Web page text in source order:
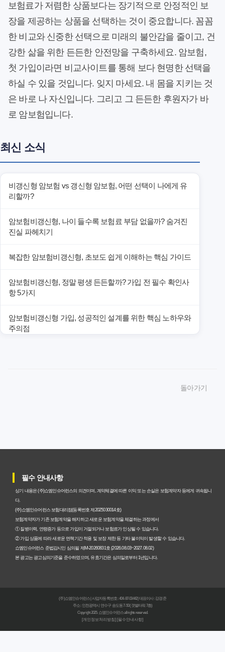
보험료가 저렴한 상품보다는 장기적으로 안정적인 보
장을 제공하는 상품을 선택하는 것이 중요합니다. 꼼꼼
한 비교와 신중한 선택으로 미래의 불안감을 줄이고, 건
강한 삶을 위한 든든한 안전망을 구축하세요. 암보험,
첫 가입이라면 비교사이트를 통해 보다 현명한 선택을
하실 수 있을 것입니다. 잊지 마세요. 내 몸을 지키는 것
은 바로 나 자신입니다. 그리고 그 든든한 후원자가 바
로 암보험입니다.
최신 소식
비갱신형 암보험 vs 갱신형 암보험, 어떤 선택이 나에게 유
리할까?
암보험비갱신형, 나이 들수록 보험료 부담 없을까? 숨겨진
진실 파헤치기
복잡한 암보험비갱신형, 초보도 쉽게 이해하는 핵심 가이드
암보험비갱신형, 정말 평생 든든할까? 가입 전 필수 확인사
항 5가지
암보험비갱신형 가입, 성공적인 설계를 위한 핵심 노하우와
주의점
갱신형 암보험과 비갱신형, 어떤 차이가 있을까? 내게 맞는
암보험비갱신형, 평생 고정 보험료의 숨겨진 가치와 현명한
선택 기준
암보험 비갱신형, 왜 지금 선택해야 할까요? 미래 보험료 걱
정 끝내는 방법
갱신형 vs 비갱신형 암보험, 당신에게 더 유리한 선택은? 완
돌아가기
필수 안내사항
상기 내용은 (주)쇼엠인슈어런스의 의견이며, 계약체결에 따른 이익 또는 손실은 보험계약자 등에게 귀속됩니
다.
(주)쇼엠인슈어런스 보험대리점(등록번호 제2025030014호)
보험계약자가 기존 보험계약을 해지하고 새로운 보험계약을 체결하는 과정에서
① 질병이력, 연령증가 등으로 가입이 거절되거나 보험료가 인상될 수 있습니다.
② 가입 상품에 따라 새로운 면책기간 적용 및 보장 제한 등 기타 불이익이 발생할 수 있습니다.
쇼엠인슈어런스 준법감시인 심의필 제M-20260831호 (2026.08.03~2027.08.02)
본 광고는 광고심의기준을 준수하였으며, 유효기간은 심의일로부터 1년입니다.
(주)쇼엠인슈어런스 | 사업자등록번호 : 404-87-03442 | 대표이사 : 강경준
주소 : 인천광역시 연수구 송도동 7-50 (갯벌타워 7층)
Copyright 2025. 쇼엠인슈어런스 all rights reserved.
[개인정보처리방침] [필수안내사항]